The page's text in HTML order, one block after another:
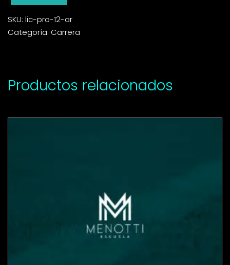
SKU: lic-pro-12-ar
Categoría: Carrera
Productos relacionados